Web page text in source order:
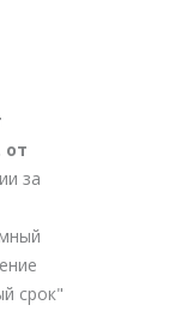
от
за
срок"